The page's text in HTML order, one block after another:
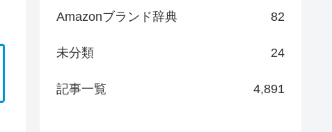
Amazonブランド辞典 82
未分類 24
記事一覧 4,891